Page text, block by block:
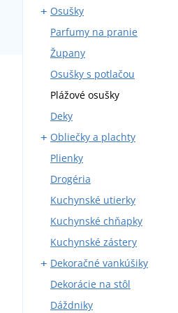
Osušky
Osušky s potlačou
Detské pončá
Parfumy na pranie
Župany
Osušky s potlačou
Plážové osušky
Deky
Obliečky a plachty
Bavlnené obliečky
Krepové obliečky
Mikroplyšové obliečky
Plachty
Detské obliečky
Damaškové obliečky
Obliečky z bavlneného
Plienky
Drogéria
Kuchynské utierky
Kuchynské chňapky
Kuchynské zástery
Dekoračné vankúšiky
Obliečky na vankúše
Vankúšiky s potlačou
Dekorácie na stôl
Dáždniky